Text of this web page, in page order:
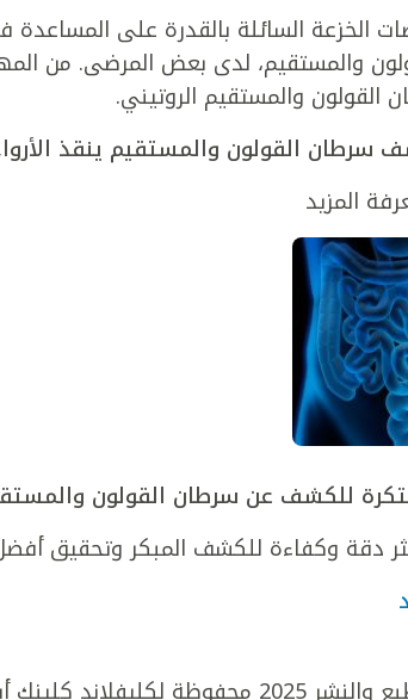
الخزعة السائلة بالقدرة على
والمستقيم، لدى بعض المرضى. من
والمستقيم الروتيني.
القولون والمستقيم ينقذ
المزيد
للكشف عن سرطان القولون
دقة وكفاءة للكشف المبكر وتحقيق أفضل
أبوظبي. جميع الحقوق محفوظة.